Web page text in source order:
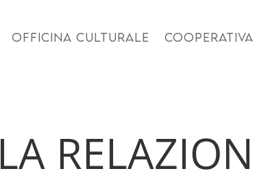
OFFICINA CULTURALE COOPERATIVA
LA